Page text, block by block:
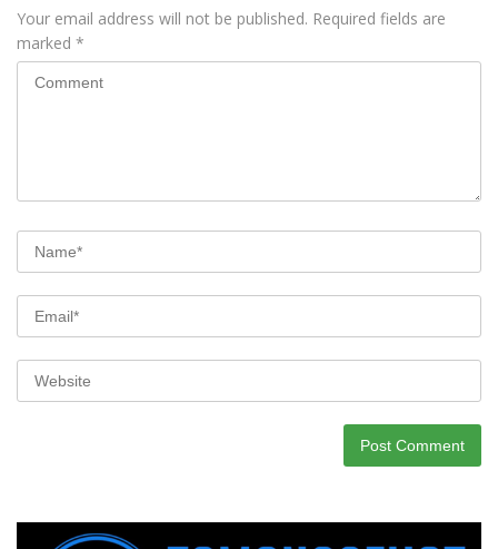
Your email address will not be published. Required fields are
marked *